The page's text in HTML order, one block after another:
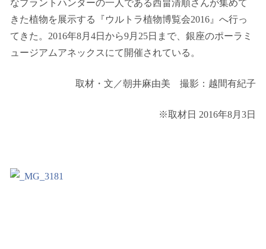
なプラントハンターの一人である西畠清順さんが集めて
きた植物を展示する『ウルトラ植物博覧会2016』へ行っ
てきた。2016年8月4日から9月25日まで、銀座のポーラミ
ュージアムアネックスにて開催されている。
取材・文／朝井麻由美 撮影：越間有紀子
※取材日 2016年8月3日